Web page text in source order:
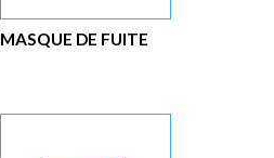
MASQUE DE FUITE